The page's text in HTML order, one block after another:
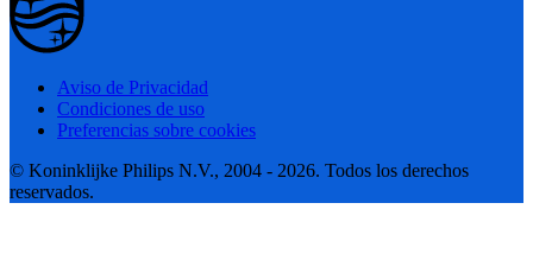
Aviso de Privacidad
Condiciones de uso
Preferencias sobre cookies
© Koninklijke Philips N.V., 2004 - 2026. Todos los derechos
reservados.